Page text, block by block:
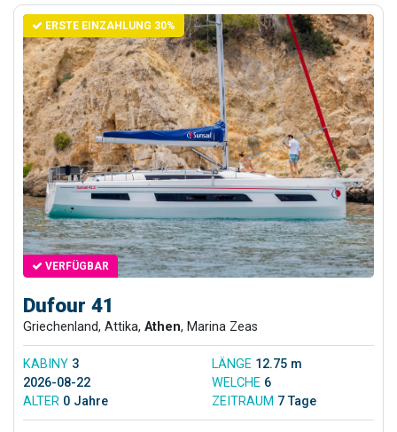
ERSTE EINZAHLUNG 30%
VERFÜGBAR
Dufour 41
Griechenland, Attika, Athen, Marina Zeas
KABINY 3 LÄNGE 12.75 m
2026-08-22
WELCHE 6
ALTER 0 Jahre ZEITRAUM 7 Tage